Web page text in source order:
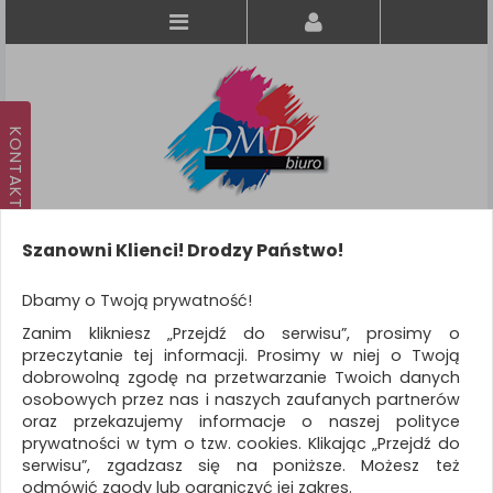
KATEGORIE
WSZYSTKIE KATEGORIE
FILTRY
Więcej
Szanowni Klienci! Drodzy Państwo!
Dbamy o Twoją prywatność!
Zanim klikniesz „Przejdź do serwisu”, prosimy o
przeczytanie tej informacji. Prosimy w niej o Twoją
dobrowolną zgodę na przetwarzanie Twoich danych
osobowych przez nas i naszych zaufanych partnerów
oraz przekazujemy informacje o naszej polityce
prywatności w tym o tzw. cookies. Klikając „Przejdź do
serwisu”, zgadzasz się na poniższe. Możesz też
odmówić zgody lub ograniczyć jej zakres.